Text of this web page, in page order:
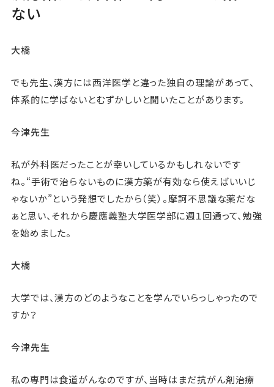
ない
大橋
でも先生、漢方には西洋医学と違った独自の理論があって、
体系的に学ばないとむずかしいと聞いたことがあります。
今津先生
私が外科医だったことが幸いしているかもしれないです
ね。“手術で治らないものに漢方薬が有効なら使えばいいじ
ゃないか”という発想でしたから（笑）。摩訶不思議な薬だな
ぁと思い、それから慶應義塾大学医学部に週１回通って、勉強
を始めました。
大橋
大学では、漢方のどのようなことを学んでいらっしゃったので
すか？
今津先生
私の専門は食道がんなのですが、当時はまだ抗がん剤治療